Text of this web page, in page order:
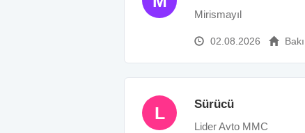
Mirismayıl
02.08.2026 Bakı
L Sürücü
Lider Avto MMC